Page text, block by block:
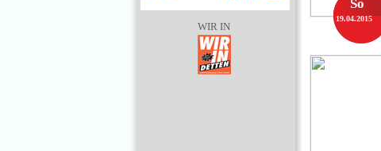
WIR IN
So
19.04.2015